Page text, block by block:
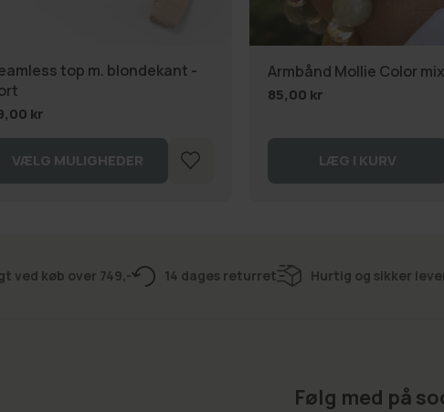
top m. blondekant -
kr
VÆLG MULIGHEDER
Armbånd Mollie Color mix
85,00 kr
LÆG I KURV
ved køb over 749,- 14 dages returret Hurtig og sikker
Følg med på